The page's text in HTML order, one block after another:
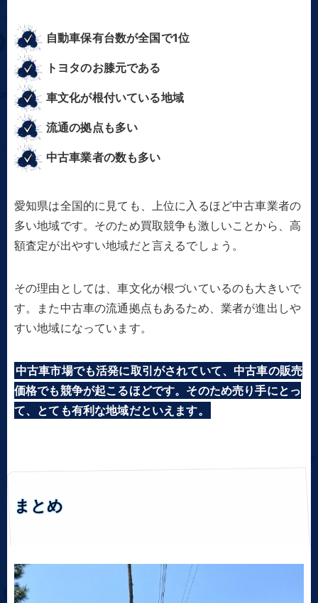
自動車保有台数が全国で1位
トヨタのお膝元である
車文化が根付いている地域
流通の拠点も多い
中古車業者の数も多い
愛知県は全国的に見ても、上位に入るほど中古車業者の
多い地域です。そのため買取競争も激しいことから、高
額査定が出やすい地域だと言えるでしょう。
その理由としては、車文化が根づいているのも大きいで
す。また中古車の流通拠点もあるため、業者が進出しや
すい地域になっています。
中古車市場でも活発に取引がされていて、中古車の販売
価格でも競争が起こるほどです。そのため売り手にとっ
て、とても有利な地域だといえます。
まとめ